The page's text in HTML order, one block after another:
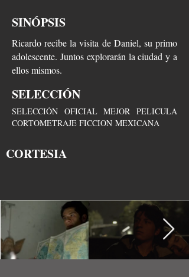
SINÓPSIS
Ricardo recibe la visita de Daniel, su primo
adolescente. Juntos explorarán la ciudad y a
ellos mismos.
SELECCIÓN
SELECCIÓN OFICIAL MEJOR PELICULA
CORTOMETRAJE FICCION MEXICANA
CORTESIA